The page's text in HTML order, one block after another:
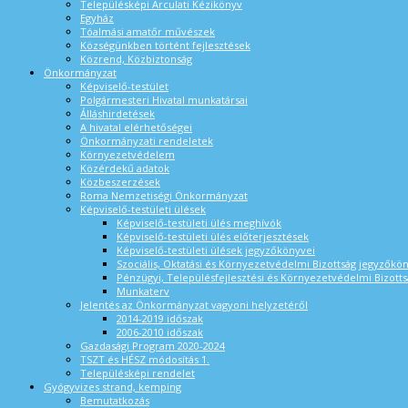
Településképi Arculati Kézikönyv
Egyház
Tóalmási amatőr művészek
Községünkben történt fejlesztések
Közrend, Közbiztonság
Önkormányzat
Képviselő-testület
Polgármesteri Hivatal munkatársai
Álláshirdetések
A hivatal elérhetőségei
Önkormányzati rendeletek
Környezetvédelem
Közérdekű adatok
Közbeszerzések
Roma Nemzetiségi Önkormányzat
Képviselő-testületi ülések
Képviselő-testületi ülés meghívók
Képviselő-testületi ülés előterjesztések
Képviselő-testületi ülések jegyzőkönyvei
Szociális, Oktatási és Környezetvédelmi Bizottság
Pénzügyi, Településfejlesztési és Környezetvédelmi
Munkaterv
Jelentés az Önkormányzat vagyoni helyzetéről
2014-2019 időszak
2006-2010 időszak
Gazdasági Program 2020-2024
TSZT és HÉSZ módosítás 1.
Településképi rendelet
Gyógyvizes strand, kemping
Bemutatkozás